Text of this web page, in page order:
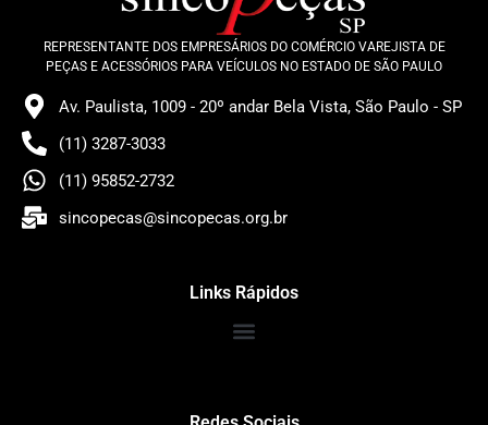
REPRESENTANTE DOS EMPRESÁRIOS DO COMÉRCIO VAREJISTA DE
PEÇAS E ACESSÓRIOS PARA VEÍCULOS NO ESTADO DE SÃO PAULO
Av. Paulista, 1009 - 20º andar Bela Vista, São Paulo - SP
(11) 3287-3033
(11) 95852-2732
sincopecas@sincopecas.org.br
Links Rápidos